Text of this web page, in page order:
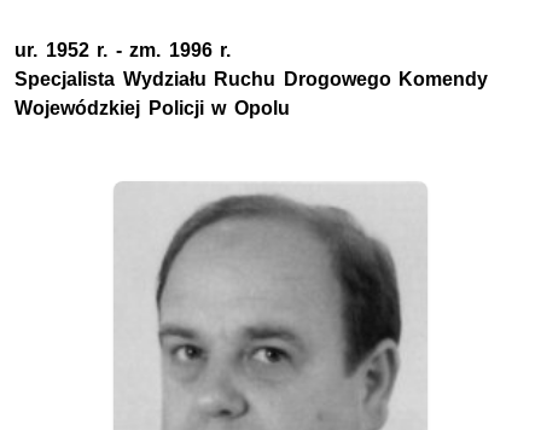
ur. 1952 r. - zm. 1996 r.
Specjalista Wydziału Ruchu Drogowego Komendy
Wojewódzkiej Policji w Opolu